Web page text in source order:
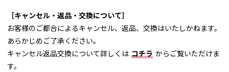
［キャンセル・返品・交換について］
お客様のご都合によるキャンセル、返品、交換はいたしかねます。
あらかじめご了承ください。
キャンセル返品交換について詳しくは コチラ からご覧いただけま
す。